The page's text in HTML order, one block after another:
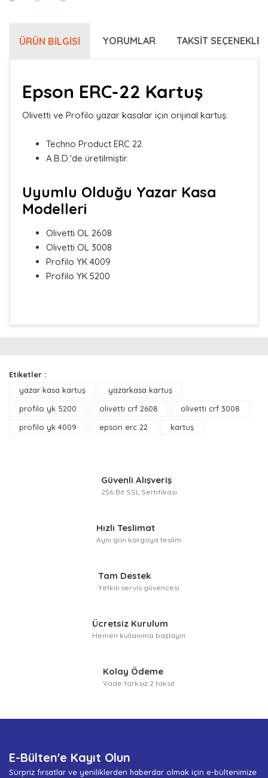
ÜRÜN BILGISI YORUMLAR TAKSIT
Epson ERC-22 Kartuş
Olivetti ve Profilo yazar kasalar için orijinal kartuş.
Techno Product ERC 22.
A.B.D.'de üretilmiştir.
Uyumlu Olduğu Yazar Kasa
Modelleri
Olivetti OL 2608
Olivetti OL 3008
Profilo YK 4009
Profilo YK 5200
Ürün resmi kalitesiz, bozuk veya görüntülenemiyor.
Ürün açıklamasında eksik bilgiler bulunuyor.
Ürün bilgilerinde hatalar bulunuyor.
Gönder
Etiketler :
yazar kasa kartuş
yazarkasa kartuş
profilo yk 5200
olivetti crf 2608
olivetti crf 3008
profilo yk 4009
epson erc 22 kartuş
Güvenli Alışveriş
256 Bit SSL Sertifikası
Hızlı Teslimat
Aynı gün kargoya teslim
Tam Destek
Yetkili servis güvencesi
Ücretsiz Kurulum
Hemen kullanıma başlayın
Kolay Ödeme
Vade farksız 2 taksit
E-Bülten'e Kayıt Olun
Sürpriz fırsatlar ve yeniliklerden haberdar olmak için e-bültenimize